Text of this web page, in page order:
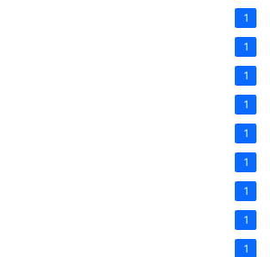
1
1
1
1
1
1
1
1
1